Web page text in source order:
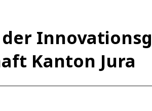
der
Kanton Jura